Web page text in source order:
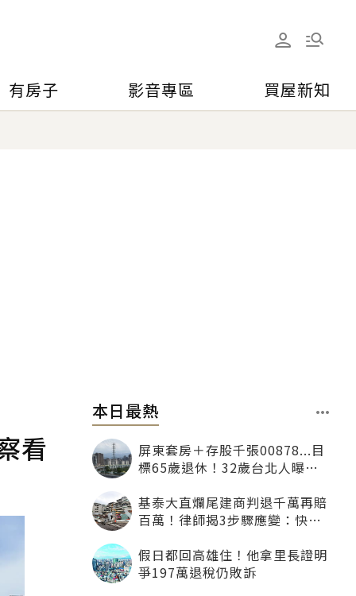
有房子 影音專區 買屋新知
看
本日最熱
屏東套房＋存股千張00878...目
標65歲退休！32歲台北人曝：
基泰大直爛尾建商判退千萬再賠
百萬！律師揭3步驟應變：快通
假日都回高雄住！他拿里長證明
爭197萬退稅仍敗訴